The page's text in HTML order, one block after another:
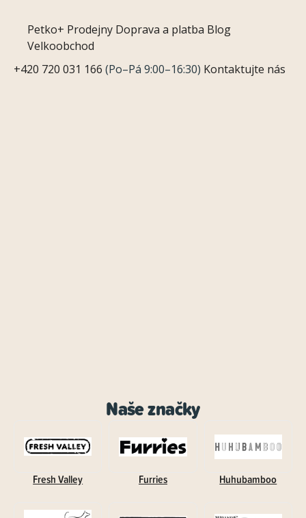
Petko+ Prodejny Doprava a platba Blog
Velkoobchod
+420 720 031 166 (Po–Pá 9:00–16:30) Kontaktujte nás
Naše značky
Fresh Valley Furries Huhubamboo